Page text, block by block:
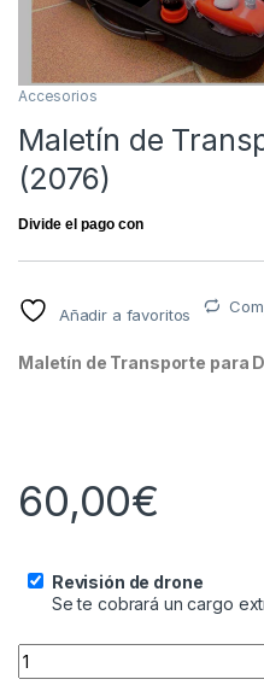
Accesorios
Maletín de
(2076)
Añadir a favoritos
Maletín de Transporte para
60,00€
Revisión de drone
Se te cobrará un cargo
Maletín de Transporte para